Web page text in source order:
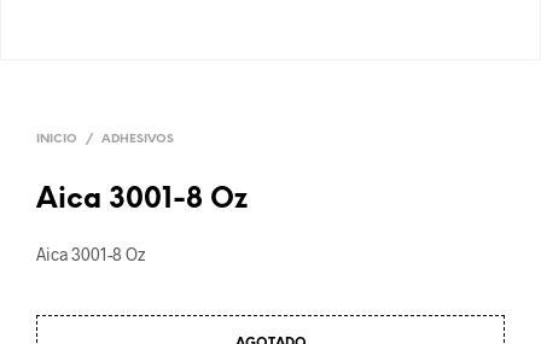
INICIO / ADHESIVOS
Aica 3001-8 Oz
Aica 3001-8 Oz